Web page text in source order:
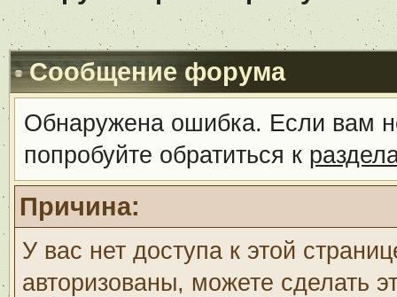
Сообщение форума
Обнаружена ошибка. Если вам
попробуйте обратиться к
Причина:
У вас нет доступа к этой
авторизованы, можете сделать